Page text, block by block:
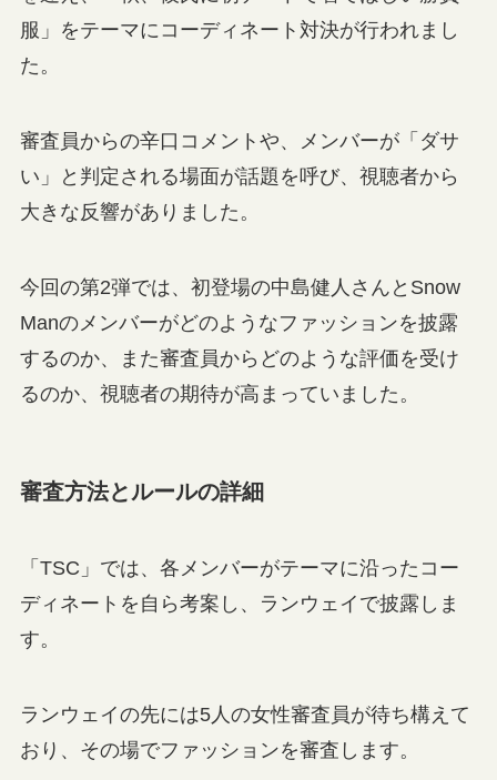
服」をテーマにコーディネート対決が行われまし
た。
審査員からの辛口コメントや、メンバーが「ダサ
い」と判定される場面が話題を呼び、視聴者から
大きな反響がありました。
今回の第2弾では、初登場の中島健人さんとSnow
Manのメンバーがどのようなファッションを披露
するのか、また審査員からどのような評価を受け
るのか、視聴者の期待が高まっていました。
審査方法とルールの詳細
「TSC」では、各メンバーがテーマに沿ったコー
ディネートを自ら考案し、ランウェイで披露しま
す。
ランウェイの先には5人の女性審査員が待ち構えて
おり、その場でファッションを審査します。